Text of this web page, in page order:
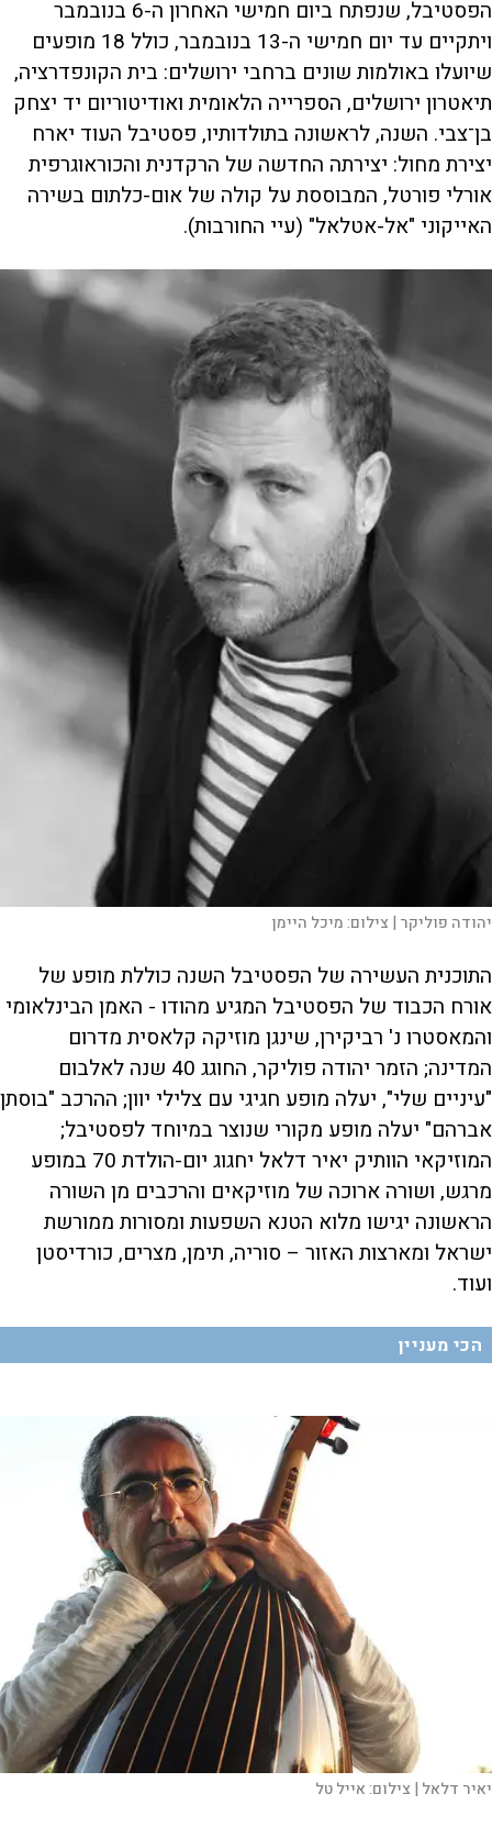
הפסטיבל, שנפתח ביום חמישי האחרון ה-6 בנובמבר
ויתקיים עד יום חמישי ה-13 בנובמבר, כולל 18 מופעים
שיועלו באולמות שונים ברחבי ירושלים: בית הקונפדרציה,
תיאטרון ירושלים, הספרייה הלאומית ואודיטוריום יד יצחק
בן־צבי. השנה, לראשונה בתולדותיו, פסטיבל העוד יארח
יצירת מחול: יצירתה החדשה של הרקדנית והכוראוגרפית
אורלי פורטל, המבוססת על קולה של אום-כלתום בשירה
האייקוני "אל-אטלאל" (עיי החורבות).
יהודה פוליקר | צילום:מיכל היימן
התוכנית העשירה של הפסטיבל השנה כוללת מופע של
אורח הכבוד של הפסטיבל המגיע מהודו - האמן הבינלאומי
והמאסטרו נ' רביקירן, שינגן מוזיקה קלאסית מדרום
המדינה; הזמר יהודה פוליקר, החוגג 40 שנה לאלבום
"עיניים שלי", יעלה מופע חגיגי עם צלילי יוון; ההרכב "בוסתן
אברהם" יעלה מופע מקורי שנוצר במיוחד לפסטיבל;
המוזיקאי הוותיק יאיר דלאל יחגוג יום-הולדת 70 במופע
מרגש, ושורה ארוכה של מוזיקאים והרכבים מן השורה
הראשונה יגישו מלוא הטנא השפעות ומסורות ממורשת
ישראל ומארצות האזור – סוריה, תימן, מצרים, כורדיסטן
ועוד.
הכי מעניין
יאיר דלאל | צילום:אייל טל